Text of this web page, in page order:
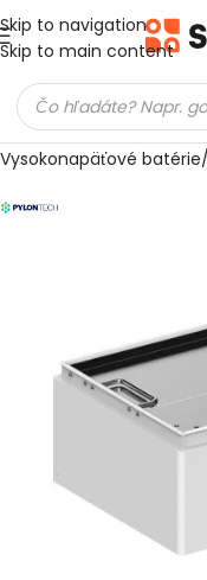
Skip to navigation
Skip to main content
Domov Meniče a batérie
Vysokonapäťové batérie